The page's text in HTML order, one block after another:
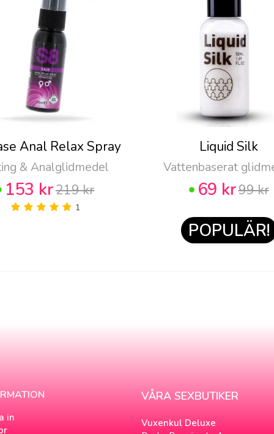
Anal Relax Spray
& Analglidmedel
153 kr219 kr
1
Liquid Silk
Vattenbaserat
69 kr99 kr
POPULÄR!
in
VÅRA SEXBUTIKER
Vuxenkul Deluxe